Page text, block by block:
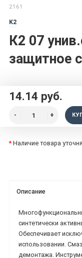
2161
K2
К2 07
защитное
14.14 руб.
* Наличие товара
Описание
синтетически
Обеспечивает
использовании.
демонтажа.